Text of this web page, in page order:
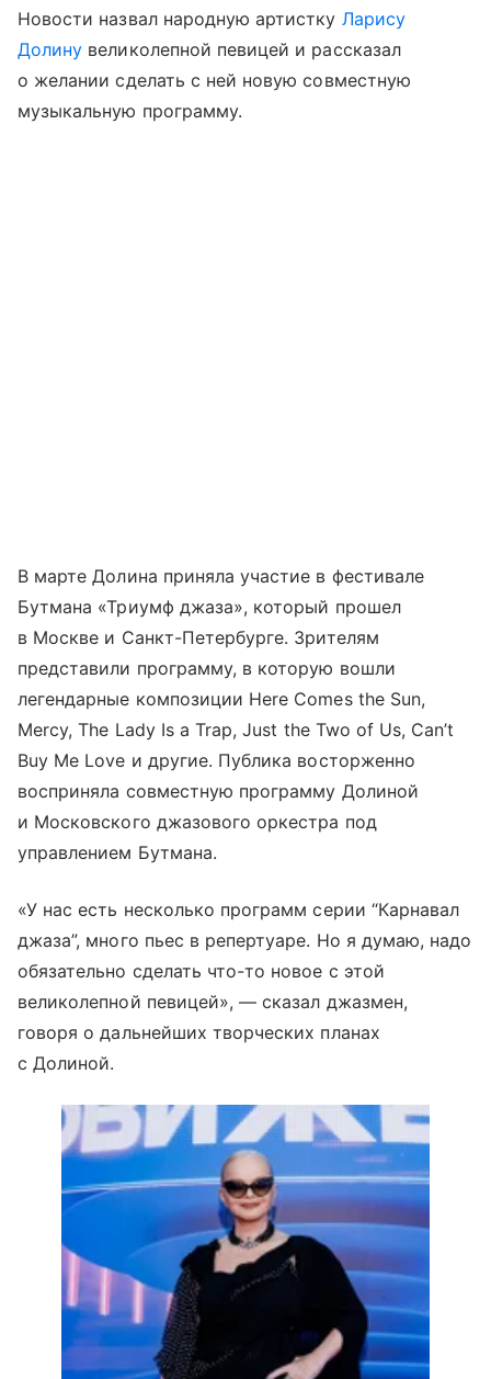
Новости назвал народную артистку Ларису
Долину великолепной певицей и рассказал
о желании сделать с ней новую совместную
музыкальную программу.
В марте Долина приняла участие в фестивале
Бутмана «Триумф джаза», который прошел
в Москве и Санкт-Петербурге. Зрителям
представили программу, в которую вошли
легендарные композиции Here Comes the Sun,
Mercy, The Lady Is a Trap, Just the Two of Us, Can’t
Buy Me Love и другие. Публика восторженно
восприняла совместную программу Долиной
и Московского джазового оркестра под
управлением Бутмана.
«У нас есть несколько программ серии “Карнавал
джаза”, много пьес в репертуаре. Но я думаю, надо
обязательно сделать что-то новое с этой
великолепной певицей», — сказал джазмен,
говоря о дальнейших творческих планах
с Долиной.